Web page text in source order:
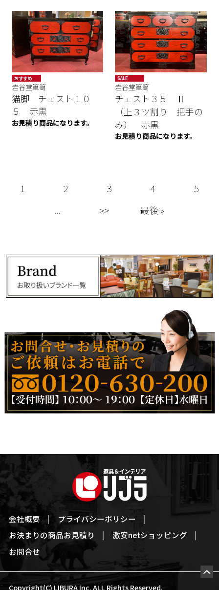
おすすめ
SALE
岩谷堂箪笥
猫脚 チェスト１０
５ 赤黒
お見積り商品になります。
SALE
岩谷堂箪笥
チェスト３５ Ⅱ
（上３ツ割り 把手の
み） 赤黒
お見積り商品になります。
1 2 3 4
5
...
>> 最後 »
会社概要
プライバシーポリシー
お決まりの商品お見積り
激安netショッピング
お問合せ
Copyright(C) LIBURA Inc. ALL Rights Reserved.